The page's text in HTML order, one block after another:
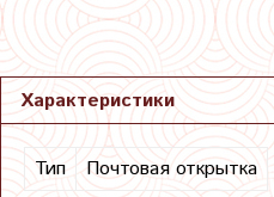
Характеристики
Тип Почтовая открытка